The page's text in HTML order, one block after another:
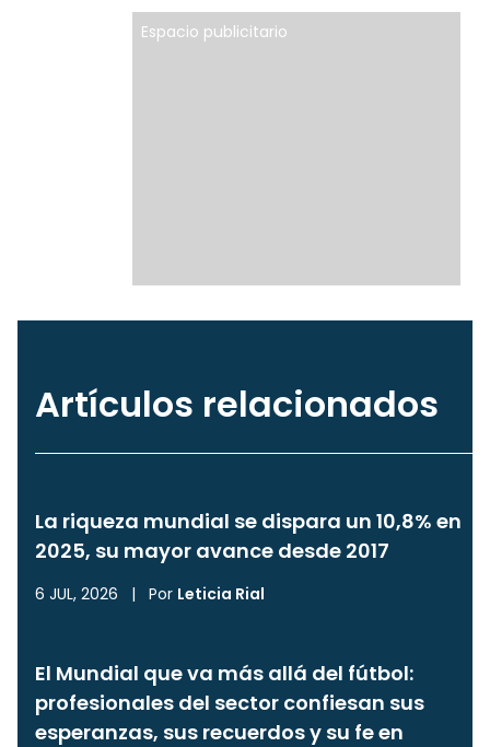
Espacio publicitario
Artículos relacionados
La riqueza mundial se dispara un 10,8% en
2025, su mayor avance desde 2017
6 JUL, 2026 | Por Leticia Rial
El Mundial que va más allá del fútbol:
profesionales del sector confiesan sus
esperanzas, sus recuerdos y su fe en